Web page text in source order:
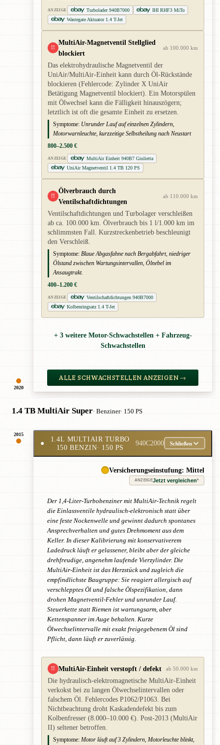
2020
ANZEIGE Turbolader 940B7000
IHI RHF3 MiTo
Wastegate Aktuator 1.4 T-Jet
!!
MultiAir-Magnetventil Stellglied
blockiert
ab 100.000 km
Das elektrohydraulische Magnetventil der
UniAir/MultiAir-Einheit kann durch Öl-Rückstände
blockieren (Fehlercode: Zylinder X UniAir
Betätigung Magnetventil blockiert). Ein Motorspülen
mit Ölwechsel kann die Fälligkeit hinauszögern;
letztlich ist oft die gesamte Einheit zu ersetzen.
Symptome: Unrunder Lauf auf einzelnen Zylindern,
Motorwarnleuchte, kurzzeitige Selbstheilung nach Neustart
800–2.500 €
ANZEIGE
MultiAir Einheit 940B7 Giulietta
UniAir Magnetventil 1.4 TB 120 PS
!!
Ölverbrauch durch
Ventilschaftdichtungen
ab 110.000 km
Ventilschaftdichtungen und Turbolager verschleißen
ab ca. 100.000 km. Ölverbrauch bis 1 l/1.000 km im
schlimmsten Fall. Kurzstreckenbetrieb beschleunigt
den Verschleiß.
Symptome: Blaue Abgasfahne nach Bergabfahrt, niedriger
Ölstand zwischen Wartungsintervallen, Ölnebel im
Ansaugtrakt.
400–1.200 €
ANZEIGE
Ventilschaftdichtungen 940B7000
Kolbenringsatz 1.4 T-Jet
+ 3 weitere Motor-Schwachstellen + Fahrzeug-
Schwachstellen
ALLE SCHWACHSTELLEN ANZEIGEN →
1.4 TB MultiAir Super· Benziner· 150 PS
2015
●
1.4L MULTIAIR TURBO
150 BENZIN· 150 PS
940C2000 Schließen
Versicherungseinstufung: Mittel
ANZEIGEJetzt vergleichen*
Der 1,4-Liter-Turbobenziner mit MultiAir-Technik regelt
die Einlassventile hydraulisch-elektronisch statt über
eine feste Nockenwelle und gewinnt dadurch spontanes
Ansprechverhalten und gutes Drehmoment aus dem
Keller. In dieser Kalibrierung mit konservativerem
Ladedruck läuft er gelassener, bleibt aber der gleiche
drehfreudige, angenehm laufende Vierzylinder. Die
MultiAir-Einheit ist das Herzstück und zugleich die
empfindlichste Baugruppe: Sie reagiert allergisch auf
verschlepptes Öl und falsche Ölspezifikation, dann
drohen Magnetventil-Fehler und unrunder Lauf.
Steuerkette statt Riemen ist wartungsarm, aber
Kettenspanner im Auge behalten. Kurze
Ölwechselintervalle mit exakt freigegebenem Öl sind
Pflicht, dann läuft er zuverlässig.
!! MultiAir-Einheit verstopft / defekt ab 50.000 km
Die hydraulisch-elektromagnetische MultiAir-Einheit
verkokst bei zu langen Ölwechselintervallen oder
falschem Öl. Fehlercodes P1062/P1063. Bei
Nichtbeachtung droht Kaskadendefekt bis zum
Kolbenfresser (8.000–10.000 €). Post-2013 (MultiAir
II) seltener betroffen.
Symptome: Motor läuft auf 3 Zylindern, Motorleuchte blinkt,